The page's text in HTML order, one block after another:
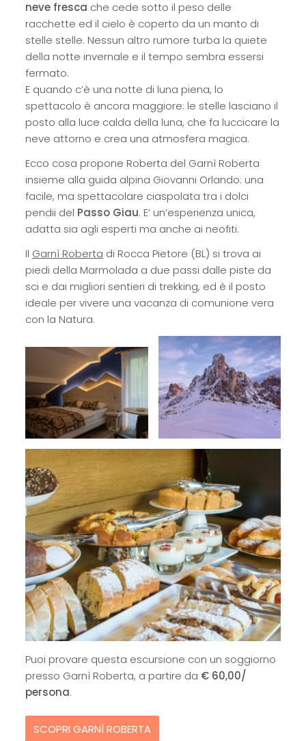
neve fresca che cede sotto il peso delle
racchette ed il cielo è coperto da un manto di
stelle stelle. Nessun altro rumore turba la quiete
della notte invernale e il tempo sembra essersi
fermato.
E quando c’è una notte di luna piena, lo
spettacolo è ancora maggiore: le stelle lasciano il
posto alla luce calda della luna, che fa luccicare la
neve attorno e crea una atmosfera magica.
Ecco cosa propone Roberta del Garnì Roberta
insieme alla guida alpina Giovanni Orlando: una
facile, ma spettacolare ciaspolata tra i dolci
pendii del Passo Giau. E’ un’esperienza unica,
adatta sia agli esperti ma anche ai neofiti.
Il Garnì Roberta di Rocca Pietore (BL) si trova ai
piedi della Marmolada a due passi dalle piste da
sci e dai migliori sentieri di trekking, ed è il posto
ideale per vivere una vacanza di comunione vera
con la Natura.
Puoi provare questa escursione con un soggiorno
presso Garnì Roberta, a partire da € 60,00/
persona.
SCOPRI GARNÌ ROBERTA